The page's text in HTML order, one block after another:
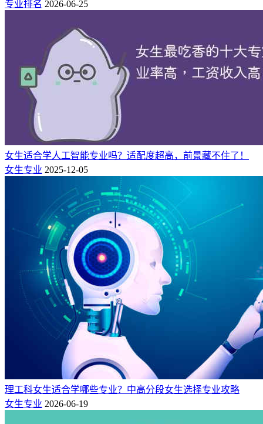
（图：仪器类专业）
1、工作适配细心特质，不用疯狂内卷代码
专业核心围绕精密测量、传感器、智能检测、仪器校准展开，
不需要长年高强度编程，也没有繁重户外作业。日常以数据校
验、精度调试、设备检测为主，极度考验耐心、细致与严谨，
女生细腻沉稳的性格更容易脱颖而出，职场性别偏见少。
2、办公环境干净体面，不用熬夜轮班、四处奔波
绝大多数岗位集中在恒温实验室、质检中心、写字楼研发部、
无尘车间，整洁舒适。不用像临床医护频繁值夜班，不用金融
行业常年应酬，也不用法学从业者到处跑外勤，作息相对规
律，能平衡生活与工作。
3、行业小众壁垒高，竞争远低于医学、法律、金
全国仅有120余所院校开设仪器相关专业，招生规模有限，不
像临床、法学、金融每年百万毕业生扎堆求职。精密仪器、半
导体检测属于国家重点刚需产业，人才缺口持续扩大，同等分
专业排名 2026-06-25
女生适合学人工智能专业吗？适配度超高，前景藏不住了！
女生专业 2025-12-05
理工科女生适合学哪些专业？中高分段女生选择专业攻略
女生专业 2026-06-19